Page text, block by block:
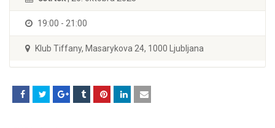
19:00 - 21:00
Klub Tiffany, Masarykova 24, 1000 Ljubljana